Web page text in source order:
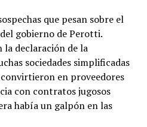
que pesan sobre el
gobierno de Perotti.
la declaración de la
sociedades simplificadas
en proveedores
con contratos jugosos
había un galpón en las